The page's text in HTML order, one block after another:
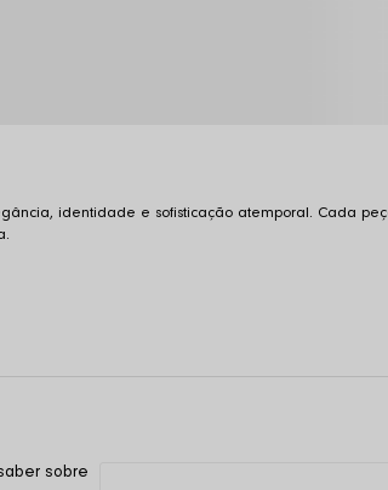
identidade e sofisticação atemporal. Cada
sobre